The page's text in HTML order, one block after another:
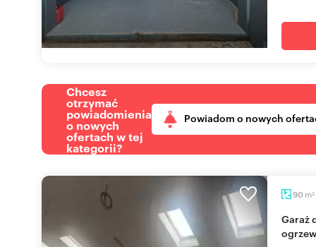
Chcesz
otrzymać
powiadomienia
o nowych
ofertach w tej
kategorii?
Powiadom o nowych
90 m2
Garaż dwustanowiskowy z socjalem, monitoring,